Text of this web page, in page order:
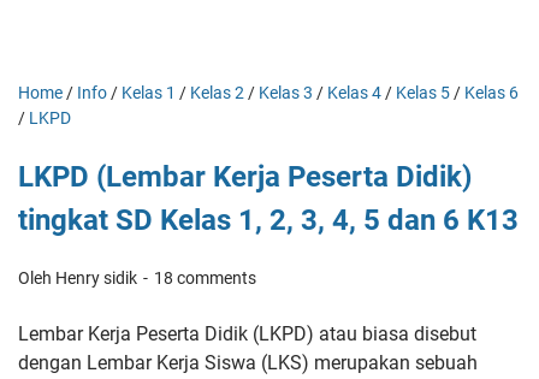
Home / Info / Kelas 1 / Kelas 2 / Kelas 3 / Kelas 4 / Kelas 5 / Kelas 6
/ LKPD
LKPD (Lembar Kerja Peserta Didik)
tingkat SD Kelas 1, 2, 3, 4, 5 dan 6 K13
Oleh Henry sidik 18 comments
Lembar Kerja Peserta Didik (LKPD) atau biasa disebut
dengan Lembar Kerja Siswa (LKS) merupakan sebuah